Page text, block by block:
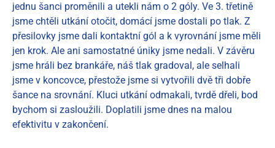
jednu šanci proměnili a utekli nám o 2 góly. Ve 3. třetině
jsme chtěli utkání otočit, domácí jsme dostali po tlak. Z
přesilovky jsme dali kontaktní gól a k vyrovnání jsme měli
jen krok. Ale ani samostatné úniky jsme nedali. V závěru
jsme hráli bez brankáře, náš tlak gradoval, ale selhali
jsme v koncovce, přestože jsme si vytvořili dvě tři dobře
šance na srovnání. Kluci utkání odmakali, tvrdě dřeli, bod
bychom si zasloužili. Doplatili jsme dnes na malou
efektivitu v zakončení.